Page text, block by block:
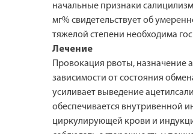
начальные признаки
мг% свидетельствует об
тяжелой степени необходима
Лечение
Провокация рвоты, назначение
зависимости от состояния
усиливает выведение
обеспечивается внутривенной
циркулирующей крови и